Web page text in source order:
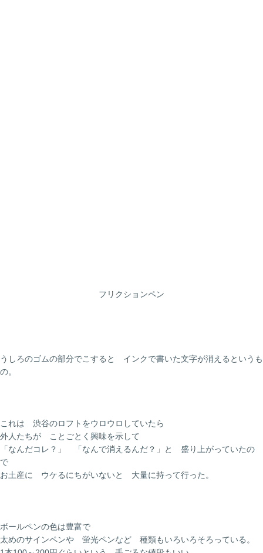
フリクションペン
うしろのゴムの部分でこすると インクで書いた文字が消えるというも
の。
これは 渋谷のロフトをウロウロしていたら
外人たちが ことごとく興味を示して
「なんだコレ？」 「なんで消えるんだ？」と 盛り上がっていたの
で
お土産に ウケるにちがいないと 大量に持って行った。
ボールペンの色は豊富で
太めのサインペンや 蛍光ペンなど 種類もいろいろそろっている。